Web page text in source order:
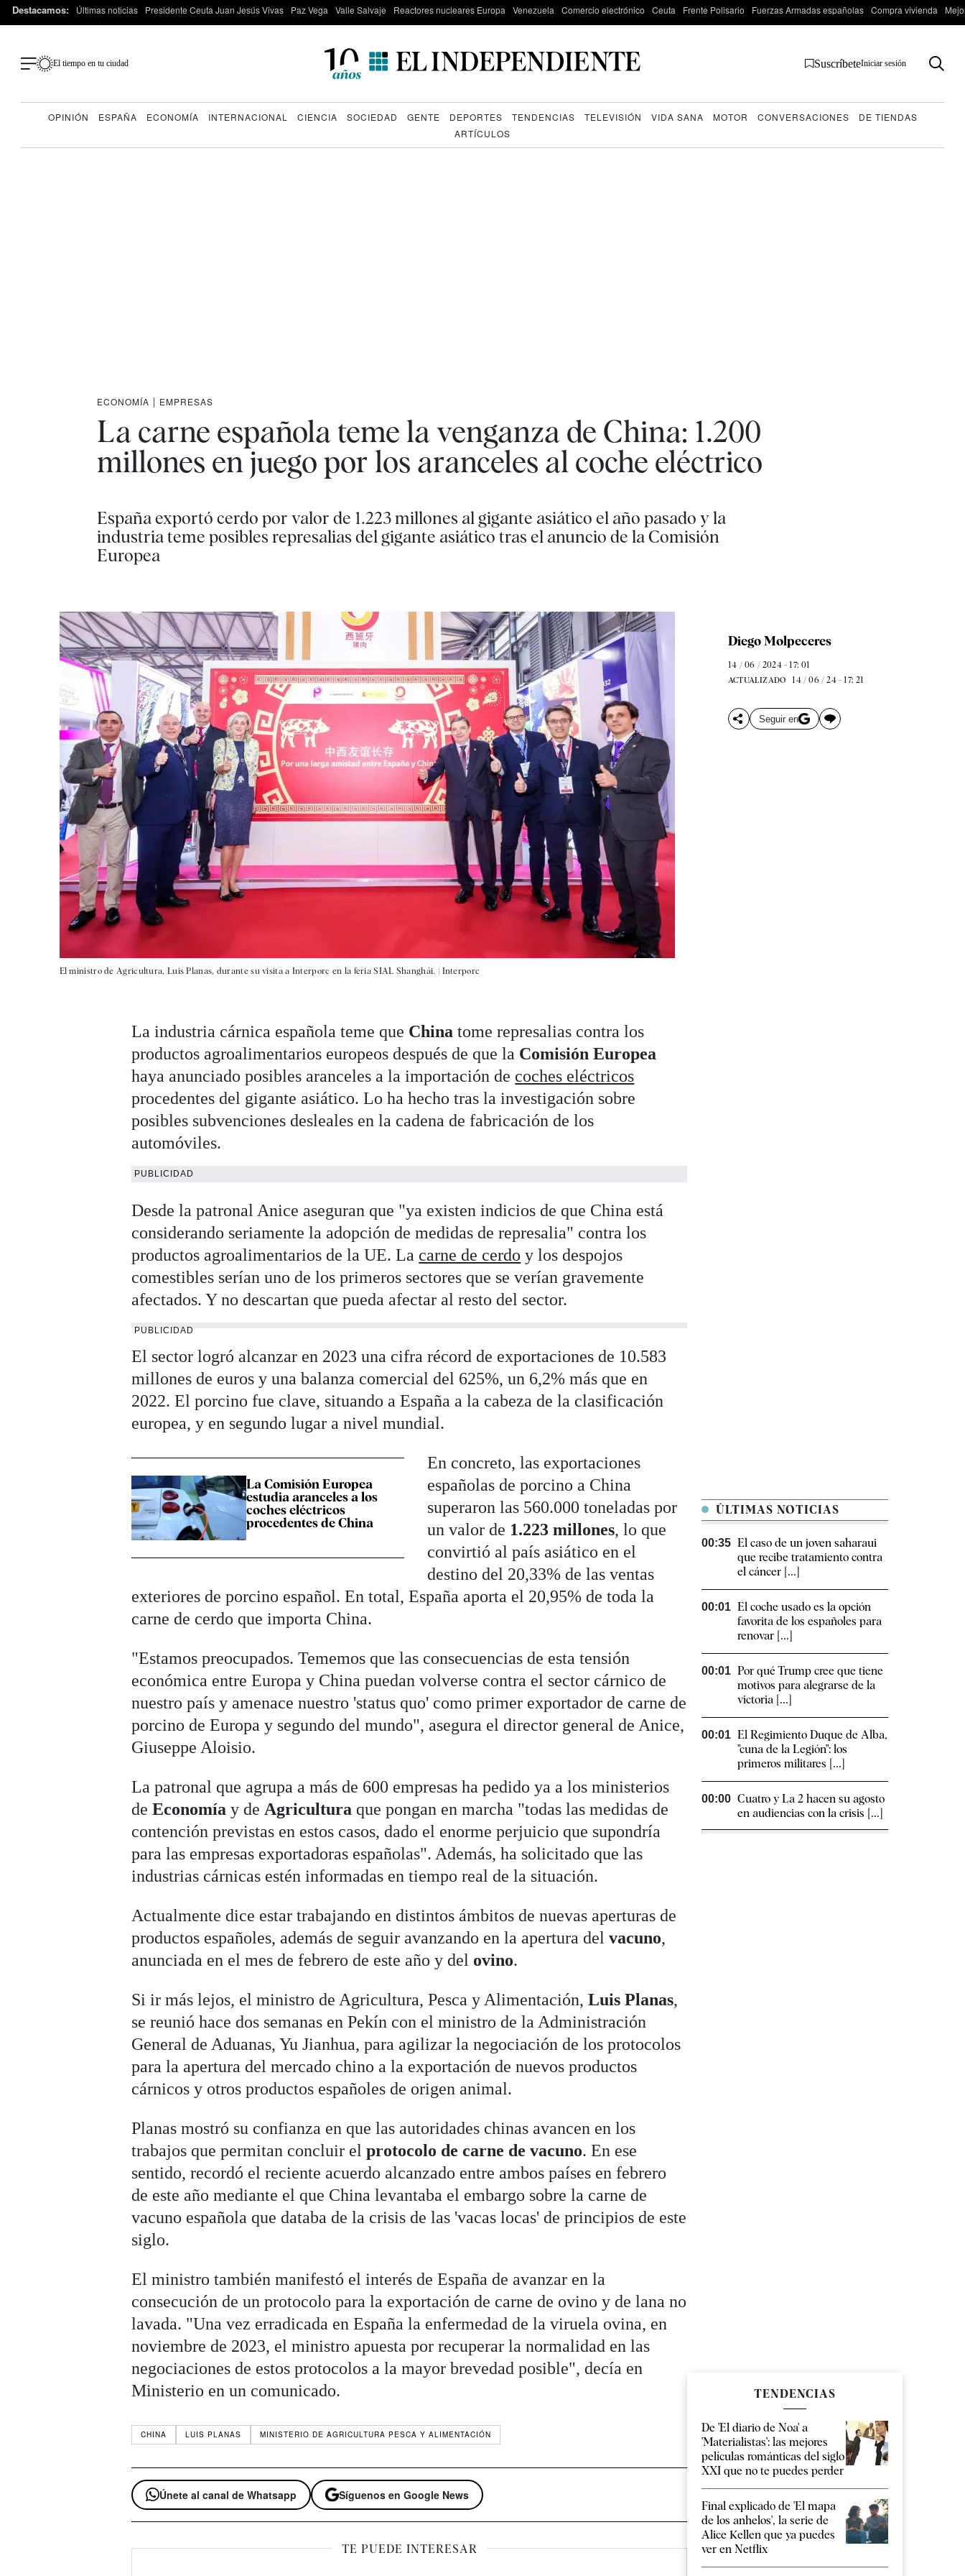
Destacamos: Últimas noticias Presidente Ceuta Juan Jesús Vivas Paz Vega Valle Salvaje Reactores nucleares Europa Venezuela Comercio electrónico Ceuta Frente Polisario Fuerzas Armadas españolas Compra vivienda
El tiempo en tu ciudad SuscríbeteIniciar sesión
OPINIÓN ESPAÑA ECONOMÍA INTERNACIONAL CIENCIA SOCIEDAD GENTE DEPORTES TENDENCIAS TELEVISIÓN VIDA SANA MOTOR CONVERSACIONES
DE TIENDAS
ARTÍCULOS
ECONOMÍA | EMPRESAS
La carne española teme la venganza de China: 1.200
millones en juego por los aranceles al coche eléctrico
España exportó cerdo por valor de 1.223 millones al gigante asiático el año pasado y la
industria teme posibles represalias del gigante asiático tras el anuncio de la Comisión
Europea
El ministro de Agricultura, Luis Planas, durante su visita a Interporc en la feria SIAL Shanghái. | Interporc
Diego Molpeceres
14 / 06 / 2024 - 17: 01
ACTUALIZADO 14 / 06 / 24 - 17: 21
Seguir en
La industria cárnica española teme que Chinatome represalias contra los
productos agroalimentarios europeos después de que la Comisión Europea
haya anunciado posibles aranceles a la importación de coches eléctricos
procedentes del gigante asiático. Lo ha hecho tras la investigación sobre
posibles subvenciones desleales en la cadena de fabricación de los
automóviles.
PUBLICIDAD
Desde la patronal Anice aseguran que "ya existen indicios de que China está
considerando seriamente la adopción de medidas de represalia" contra los
productos agroalimentarios de la UE. La carne de cerdo y los despojos
comestibles serían uno de los primeros sectores que se verían gravemente
afectados. Y no descartan que pueda afectar al resto del sector.
PUBLICIDAD
El sector logró alcanzar en 2023 una cifra récord de exportaciones de 10.583
millones de euros y una balanza comercial del 625%, un 6,2% más que en
2022. El porcino fue clave, situando a España a la cabeza de la clasificación
europea, y en segundo lugar a nivel mundial.
La Comisión Europea
estudia aranceles a los
coches eléctricos
procedentes de China
En concreto, las exportaciones
españolas de porcino a China
superaron las 560.000 toneladas por
un valor de 1.223 millones, lo que
convirtió al país asiático en el
destino del 20,33% de las ventas
exteriores de porcino español. En total, España aporta el 20,95% de toda la
carne de cerdo que importa China.
"Estamos preocupados. Tememos que las consecuencias de esta tensión
económica entre Europa y China puedan volverse contra el sector cárnico de
nuestro país y amenace nuestro 'status quo' como primer exportador de carne de
porcino de Europa y segundo del mundo", asegura el director general de Anice,
Giuseppe Aloisio.
La patronal que agrupa a más de 600 empresas ha pedido ya a los ministerios
deEconomíay de Agriculturaque pongan en marcha "todas las medidas de
contención previstas en estos casos, dado el enorme perjuicio que supondría
para las empresas exportadoras españolas". Además, ha solicitado que las
industrias cárnicas estén informadas en tiempo real de la situación.
Actualmente dice estar trabajando en distintos ámbitos de nuevas aperturas de
productos españoles, además de seguir avanzando en la apertura delvacuno,
anunciada en el mes de febrero de este año y del ovino.
Si ir más lejos, el ministro de Agricultura, Pesca y Alimentación,Luis Planas,
se reunió hace dos semanas en Pekín con el ministro de la Administración
General de Aduanas, Yu Jianhua, para agilizar la negociación de los protocolos
para la apertura del mercado chino a la exportación de nuevos productos
cárnicos y otros productos españoles de origen animal.
Planas mostró su confianza en que las autoridades chinas avancen en los
trabajos que permitan concluir elprotocolo de carne de vacuno. En ese
sentido, recordó el reciente acuerdo alcanzado entre ambos países en febrero
de este año mediante el que China levantaba el embargo sobre la carne de
vacuno española que databa de la crisis de las 'vacas locas' de principios de este
siglo.
El ministro también manifestó el interés de España de avanzar en la
consecución de un protocolo para la exportación de carne de ovino y de lana no
lavada. "Una vez erradicada en España la enfermedad de la viruela ovina, en
noviembre de 2023, el ministro apuesta por recuperar la normalidad en las
negociaciones de estos protocolos a la mayor brevedad posible", decía en
Ministerio en un comunicado.
CHINA LUIS PLANAS MINISTERIO DE AGRICULTURA PESCA Y ALIMENTACIÓN
Únete al canal de Whatsapp Síguenos en Google News
TE PUEDE INTERESAR
ÚLTIMAS NOTICIAS
00:35 El caso de un joven saharaui
que recibe tratamiento contra
el cáncer [...]
00:01 El coche usado es la opción
favorita de los españoles para
renovar [...]
00:01 Por qué Trump cree que tiene
motivos para alegrarse de la
victoria [...]
00:01 El Regimiento Duque de Alba,
"cuna de la Legión": los
primeros militares [...]
00:00 Cuatro y La 2 hacen su agosto
en audiencias con la crisis [...]
TENDENCIAS
De 'El diario de Noa' a
'Materialistas': las mejores
películas románticas del siglo
XXI que no te puedes perder
Final explicado de 'El mapa
de los anhelos', la serie de
Alice Kellen que ya puedes
ver en Netflix